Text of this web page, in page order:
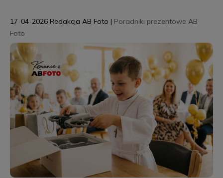
17-04-2026 Redakcja AB Foto | Poradniki prezentowe AB
Foto